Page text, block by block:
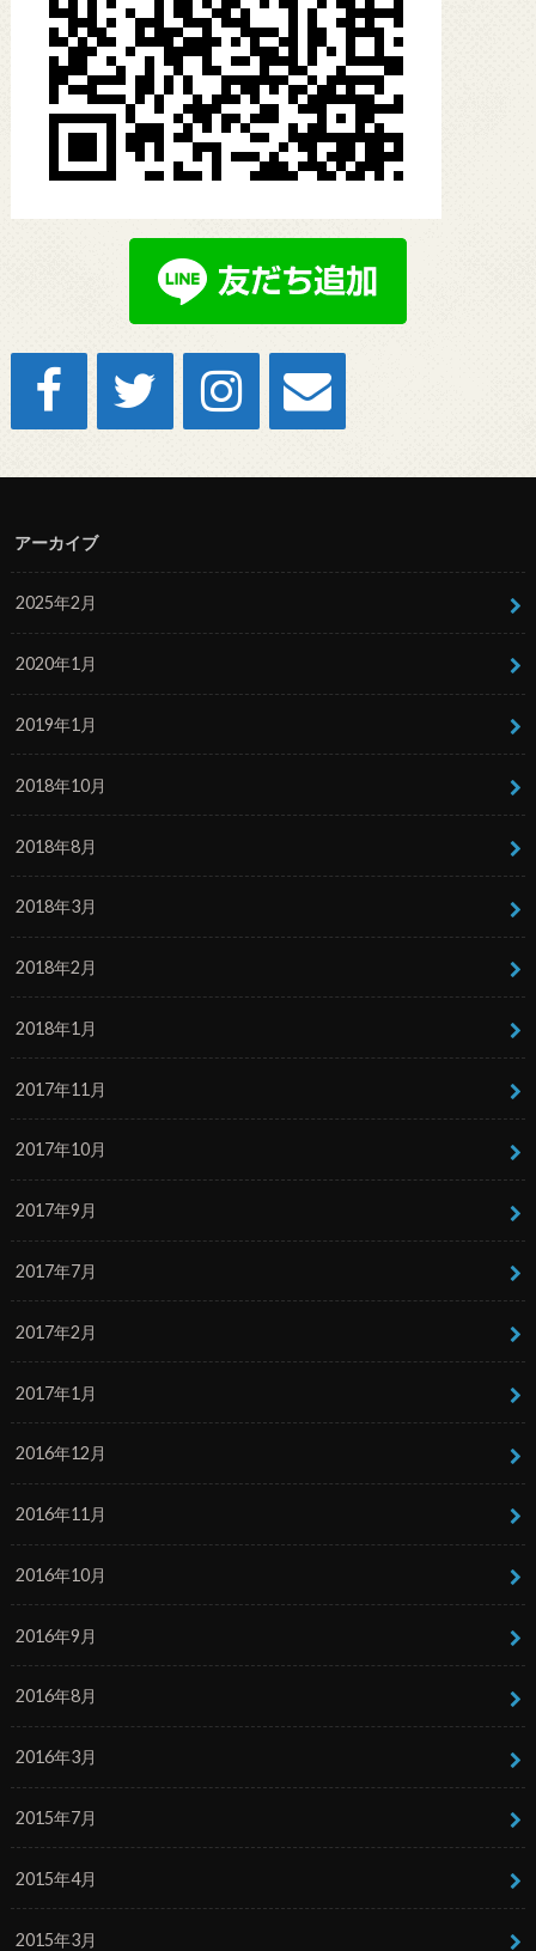
アーカイブ
2025年2月
2020年1月
2019年1月
2018年10月
2018年8月
2018年3月
2018年2月
2018年1月
2017年11月
2017年10月
2017年9月
2017年7月
2017年2月
2017年1月
2016年12月
2016年11月
2016年10月
2016年9月
2016年8月
2016年3月
2015年7月
2015年4月
2015年3月